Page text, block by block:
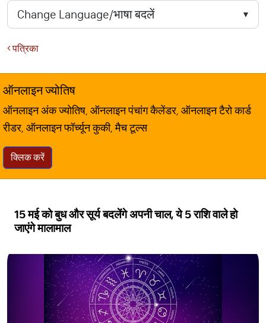
पत्रिका
ऑनलाइन ज्योतिष
ऑनलाइन अंक ज्योतिष, ऑनलाइन पंचांग कैलेंडर, ऑनलाइन टैरो कार्ड
रीडर, ऑनलाइन फॉर्च्यून कुकी, मैच टूल्स
क्लिक करें
15 मई को बुध और सूर्य बदलेंगे अपनी चाल, ये 5 राशि वाले हो
जाएंगे मालामाल